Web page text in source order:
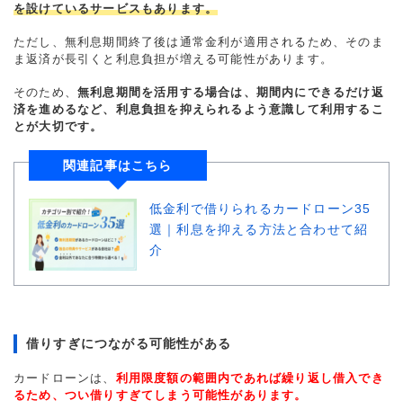
を設けているサービスもあります。
ただし、無利息期間終了後は通常金利が適用されるため、そのま
ま返済が長引くと利息負担が増える可能性があります。
そのため、 無利息期間を活用する場合は、期間内にできるだけ返
済を進めるなど、利息負担を抑えられるよう意識して利用するこ
とが大切です。
関連記事はこちら
低金利で借りられるカードローン35
選｜利息を抑える方法と合わせて紹
介
借りすぎにつながる可能性がある
カードローンは、 利用限度額の範囲内であれば繰り返し借入でき
るため、つい借りすぎてしまう可能性があります。